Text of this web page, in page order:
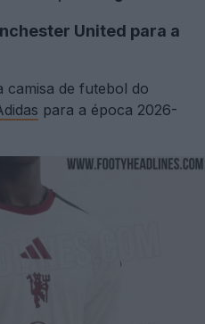
United para a
camisa de futebol do
para a época 2026-